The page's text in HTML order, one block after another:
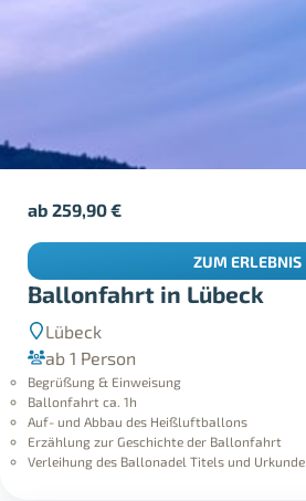
Ballonfahrt in Lübeck
Lübeck
ab 1 Person
Begrüßung & Einweisung
Ballonfahrt ca. 1h
Auf- und Abbau des Heißluftballons
Erzählung zur Geschichte der Ballonfahrt
Verleihung des Ballonadel Titels und Urkunde
ab259,90€
ZUM ERLEBNIS